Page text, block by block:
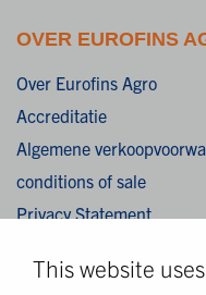
This website
OVER EUROFINS
Over Eurofins Agro
Accreditatie
Algemene
conditions of sale
Privacy Statement
Disclaimer